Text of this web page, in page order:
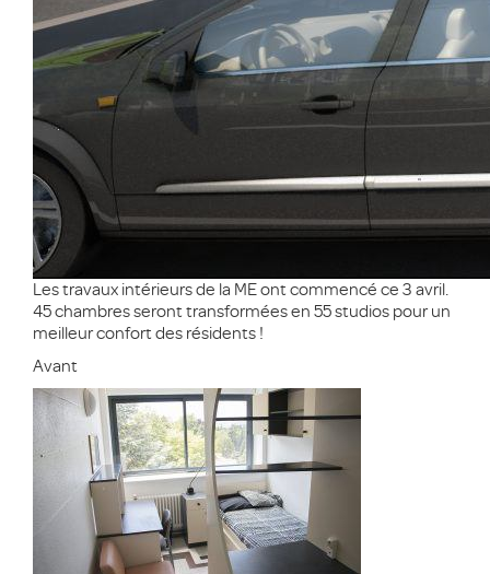
Les travaux intérieurs de la ME ont commencé ce 3 avril.
45 chambres seront transformées en 55 studios pour un
meilleur confort des résidents !
Avant